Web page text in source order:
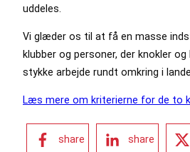
uddeles.
Vi glæder os til at få en masse
klubber og personer, der knokler
stykke arbejde rundt omkring i
Læs mere om kriterierne for de to
share share